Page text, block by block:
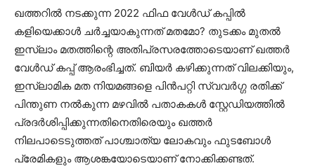
ഖത്തറിൽ നടക്കുന്ന 2022 ഫിഫ വേൾഡ് കപ്പിൽ
കളിയെക്കാൾ ചർച്ചയാകുന്നത് മതമോ? തുടക്കം മുതൽ
ഇസ്ലാം മതത്തിന്റെ അതിപ്രസരത്തോടെയാണ് ഖത്തർ
വേൾഡ് കപ്പ് ആരംഭിച്ചത്. ബിയർ കഴിക്കുന്നത് വിലക്കിയും,
ഇസ്ലാമിക മത നിയമങ്ങളെ പിൻപറ്റി സ്വവർഗ്ഗ രതിക്ക്
പിന്തുണ നൽകുന്ന മഴവിൽ പതാകകൾ സ്റ്റേഡിയത്തിൽ
പ്രദർശിപ്പിക്കുന്നതിനെതിരെയും ഖത്തർ
നിലപാടെടുത്തത് പാശ്ചാത്യ ലോകവും ഫുടബോൾ
പ്രേമികളും ആശങ്കയോടെയാണ് നോക്കിക്കണ്ടത്.